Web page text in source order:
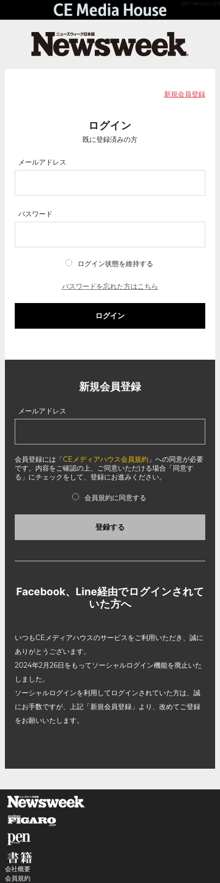
API Version 2.0
新規会員登録
ログイン
既に登録済みの方
メールアドレス
パスワード
ログイン状態を維持する
パスワードを忘れた方はこちら
ログイン
新規会員登録
メールアドレス
会員登録には「CEメディアハウス会員規約 」への同意が必要
です。内容をご確認の上、ご同意いただける場合「同意す
る」にチェックをして、登録にお進みください。
会員規約に同意する
登録する
Facebook、Line経由でログインされて
いた方へ
いつもCEメディアハウスのサービスをご利用いただき、誠に
ありがとうございます。
2024年2月26日をもってソーシャルログイン機能を廃止いた
しました。
ソーシャルログインを利用してログインされていた方は、誠
にお手数ですが、上記「新規会員登録」より、改めてご登録
をお願いいたします。
会社概要
会員規約